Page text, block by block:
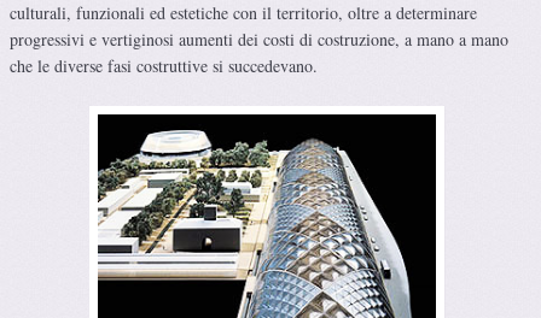
culturali, funzionali ed estetiche con il territorio, oltre a determinare
progressivi e vertiginosi aumenti dei costi di costruzione, a mano a mano
che le diverse fasi costruttive si succedevano.